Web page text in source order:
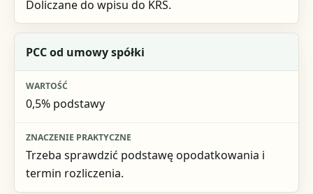
Doliczane do wpisu do KRS.
PCC od umowy spółki
0,5% podstawy
Trzeba sprawdzić podstawę opodatkowania i
termin rozliczenia.